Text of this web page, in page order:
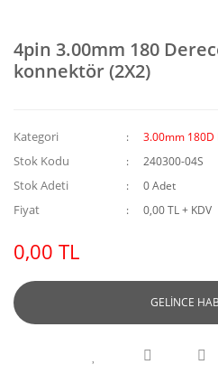
4pin 3.00mm 180
konnektör (2X2)
Kategori 3.00mm 180D
Stok Kodu 240300-04S
Stok Adeti 0 Adet
Fiyat 0,00 TL + KDV
0,00 TL
GELİNCE